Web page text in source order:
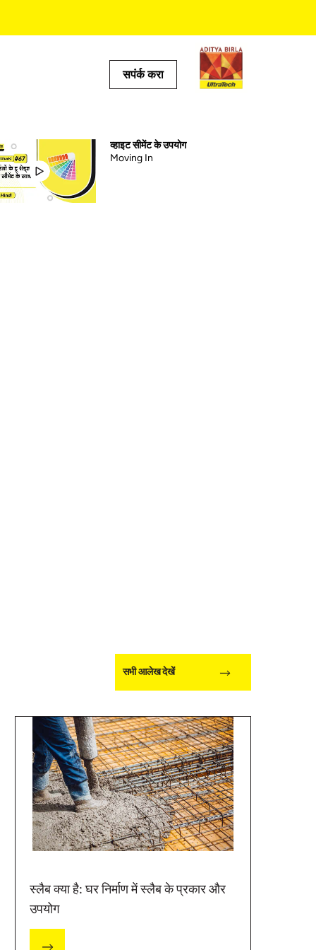
प्रेडिक्टर
सपंर्क करा
Moving In
व्हाइट सीमेंट के उपयोग
सभी आलेख देखें
स्लैब क्या है: घर निर्माण में स्लैब के प्रकार और
उपयोग